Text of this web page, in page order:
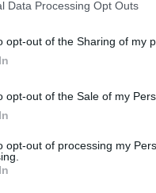
Data Processing Opt Outs
opt-out of the Sharing of my
opt-out of the Sale of my
opt-out of processing my
S.R.L.
SRL